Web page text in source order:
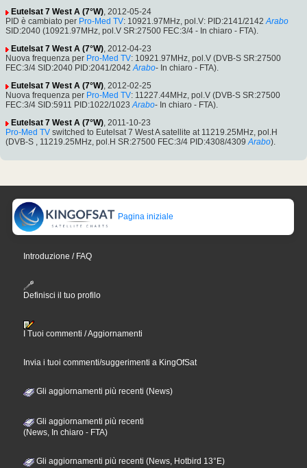
Eutelsat 7 West A (7°W), 2012-05-24
PID è cambiato per Pro-Med TV: 10921.97MHz, pol.V: PID:2141/2142 Arabo
SID:2040 (10921.97MHz, pol.V SR:27500 FEC:3/4 - In chiaro - FTA).
Eutelsat 7 West A (7°W), 2012-04-23
Nuova frequenza per Pro-Med TV: 10921.97MHz, pol.V (DVB-S SR:27500
FEC:3/4 SID:2040 PID:2041/2042 Arabo- In chiaro - FTA).
Eutelsat 7 West A (7°W), 2012-02-25
Nuova frequenza per Pro-Med TV: 11227.44MHz, pol.V (DVB-S SR:27500
FEC:3/4 SID:5911 PID:1022/1023 Arabo- In chiaro - FTA).
Eutelsat 7 West A (7°W), 2011-10-23
Pro-Med TV switched to Eutelsat 7 West A satellite at 11219.25MHz, pol.H
(DVB-S , 11219.25MHz, pol.H SR:27500 FEC:3/4 PID:4308/4309 Arabo).
Pagina iniziale
Introduzione / FAQ
Definisci il tuo profilo
I Tuoi commenti / Aggiornamenti
Invia i tuoi commenti/suggerimenti a KingOfSat
Gli aggiornamenti più recenti (News)
Gli aggiornamenti più recenti
(News, In chiaro - FTA)
Gli aggiornamenti più recenti (News, Hotbird 13°E)